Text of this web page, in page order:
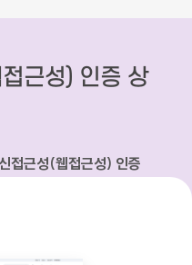
근성) 인증 상
접근성(웹접근성) 인증